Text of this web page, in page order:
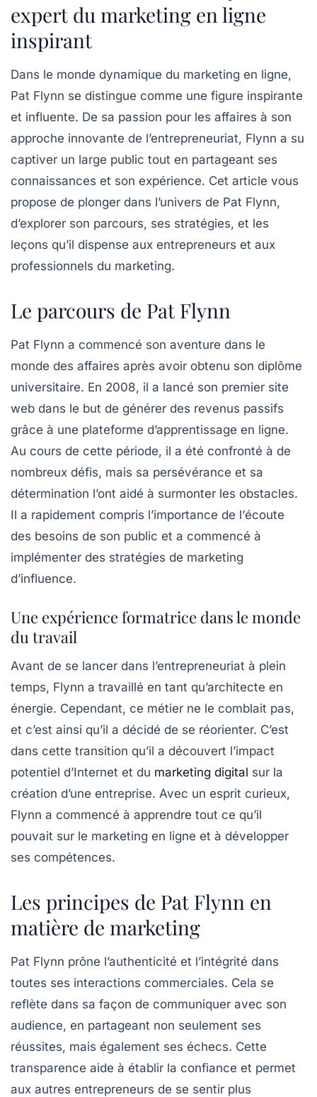
expert du marketing en ligne
inspirant
Dans le monde dynamique du marketing en ligne,
Pat Flynn se distingue comme une figure inspirante
et influente. De sa passion pour les affaires à son
approche innovante de l’entrepreneuriat, Flynn a su
captiver un large public tout en partageant ses
connaissances et son expérience. Cet article vous
propose de plonger dans l’univers de Pat Flynn,
d’explorer son parcours, ses stratégies, et les
leçons qu’il dispense aux entrepreneurs et aux
professionnels du marketing.
Le parcours de Pat Flynn
Pat Flynn a commencé son aventure dans le
monde des affaires après avoir obtenu son diplôme
universitaire. En 2008, il a lancé son premier site
web dans le but de générer des revenus passifs
grâce à une plateforme d’apprentissage en ligne.
Au cours de cette période, il a été confronté à de
nombreux défis, mais sa persévérance et sa
détermination l’ont aidé à surmonter les obstacles.
Il a rapidement compris l’importance de l’écoute
des besoins de son public et a commencé à
implémenter des stratégies de marketing
d’influence.
Une expérience formatrice dans le monde
du travail
Avant de se lancer dans l’entrepreneuriat à plein
temps, Flynn a travaillé en tant qu’architecte en
énergie. Cependant, ce métier ne le comblait pas,
et c’est ainsi qu’il a décidé de se réorienter. C’est
dans cette transition qu’il a découvert l’impact
potentiel d’Internet et du marketing digital sur la
création d’une entreprise. Avec un esprit curieux,
Flynn a commencé à apprendre tout ce qu’il
pouvait sur le marketing en ligne et à développer
ses compétences.
Les principes de Pat Flynn en
matière de marketing
Pat Flynn prône l’authenticité et l’intégrité dans
toutes ses interactions commerciales. Cela se
reflète dans sa façon de communiquer avec son
audience, en partageant non seulement ses
réussites, mais également ses échecs. Cette
transparence aide à établir la confiance et permet
aux autres entrepreneurs de se sentir plus